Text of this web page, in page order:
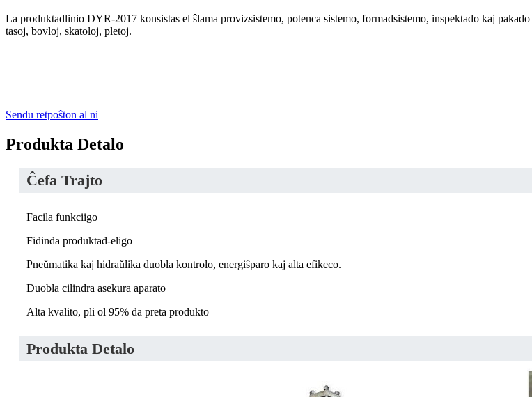
La produktadlinio DYR-2017 konsistas el ŝlama provizsistemo, potenca sistemo, formadsistemo, inspektado kaj
tasoj, bovloj, skatoloj, pletoj.
Sendu retpoŝton al ni
Produkta Detalo
Ĉefa Trajto
Facila funkciigo
Fidinda produktad-eligo
Pneŭmatika kaj hidraŭlika duobla kontrolo, energiŝparo kaj alta efikeco.
Duobla cilindra asekura aparato
Alta kvalito, pli ol 95% da preta produkto
Produkta Detalo